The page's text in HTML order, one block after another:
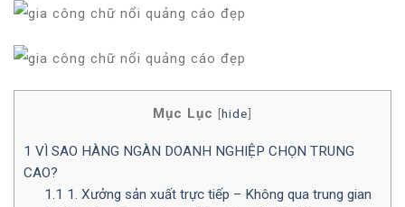
Mục Lục [hide]
1 VÌ SAO HÀNG NGÀN DOANH NGHIỆP CHỌN TRUNG
CAO?
1.1 1. Xưởng sản xuất trực tiếp – Không qua trung gian